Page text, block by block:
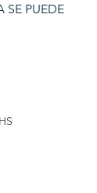
SE PUEDE